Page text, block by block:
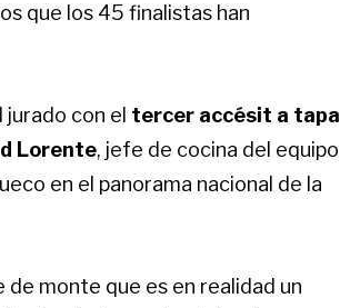
que los 45 finalistas han
con el tercer accésit a tapa
Lorente, jefe de cocina del equipo
en el panorama nacional de la
monte que es en realidad un